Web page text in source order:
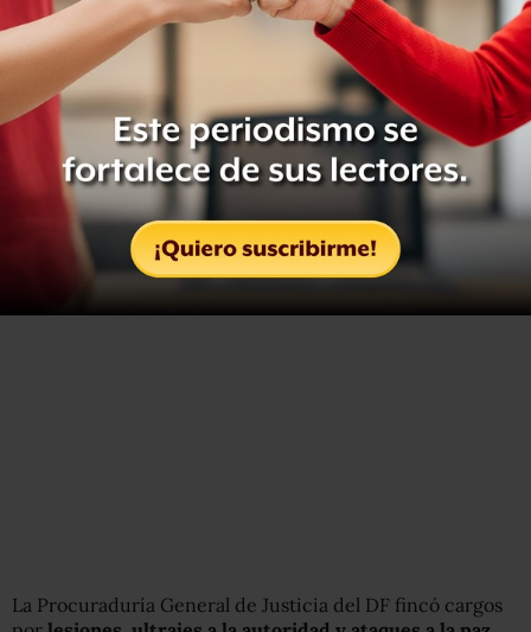
La Procuraduría General de Justicia del DF fincó cargos